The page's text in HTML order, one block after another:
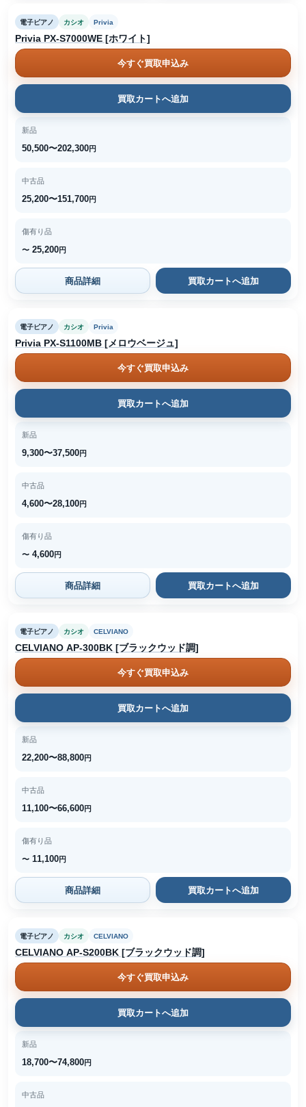
電子ピアノ カシオ Privia
Privia PX-S7000WE [ホワイト]
今すぐ買取申込み
買取カートへ追加
新品
50,500〜202,300円
中古品
25,200〜151,700円
傷有り品
〜 25,200円
商品詳細 買取カートへ追加
電子ピアノ カシオ Privia
Privia PX-S1100MB [メロウベージュ]
今すぐ買取申込み
買取カートへ追加
新品
9,300〜37,500円
中古品
4,600〜28,100円
傷有り品
〜 4,600円
商品詳細 買取カートへ追加
電子ピアノ カシオ CELVIANO
CELVIANO AP-300BK [ブラックウッド調]
今すぐ買取申込み
買取カートへ追加
新品
22,200〜88,800円
中古品
11,100〜66,600円
傷有り品
〜 11,100円
商品詳細 買取カートへ追加
電子ピアノ カシオ CELVIANO
CELVIANO AP-S200BK [ブラックウッド調]
今すぐ買取申込み
買取カートへ追加
新品
18,700〜74,800円
中古品